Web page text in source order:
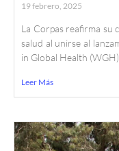
19 febrero, 2025
La Corpas reafirma su
salud al unirse al
in Global Health (WGH).
Leer Más